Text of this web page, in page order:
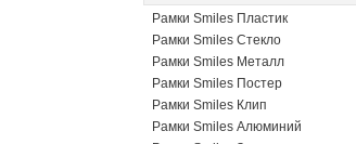
Рамки Smiles Пластик
Рамки Smiles Стекло
Рамки Smiles Металл
Рамки Smiles Постер
Рамки Smiles Клип
Рамки Smiles Алюминий